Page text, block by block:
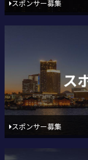
スポンサー募集
スポンサー募集